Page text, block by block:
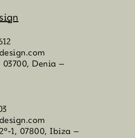
03700, Denia –
1, 07800, Ibiza –